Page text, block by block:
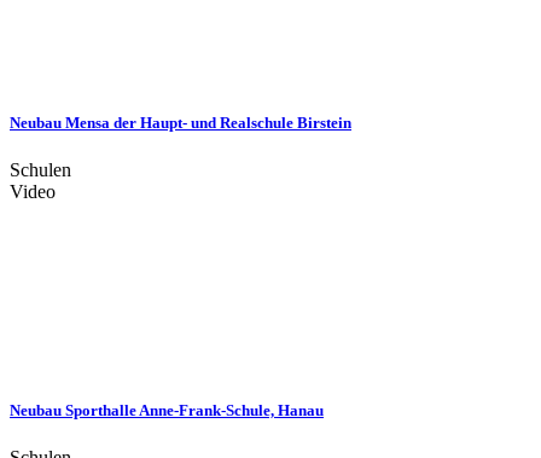
Neubau Mensa der Haupt- und Realschule Birstein
Schulen
Video
Neubau Sporthalle Anne-Frank-Schule, Hanau